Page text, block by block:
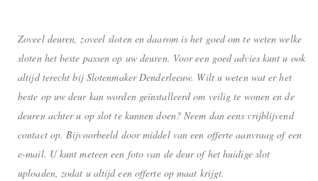
Zoveel deuren, zoveel sloten en daarom is het goed om te weten welke
sloten het beste passen op uw deuren. Voor een goed advies kunt u ook
altijd terecht bij Slotenmaker Denderleeuw. Wilt u weten wat er het
beste op uw deur kan worden geïnstalleerd om veilig te wonen en de
deuren achter u op slot te kunnen doen? Neem dan eens vrijblijvend
contact op. Bijvoorbeeld door middel van een offerte aanvraag of een
e-mail. U kunt meteen een foto van de deur of het huidige slot
uploaden, zodat u altijd een offerte op maat krijgt.